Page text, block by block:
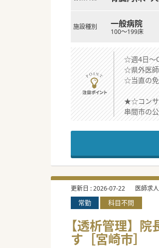
施設種別 一般病院
100～199床
☆週4日～
☆県外医師
☆当直の免
★☆コンサ
串間市の
地域医療
メリハリ
ご興味ご
♯秋入職可
#秋入職可
更新日 :2026-07-22 医師求
常勤 科目不問
【透析管理】
す［宮崎市］